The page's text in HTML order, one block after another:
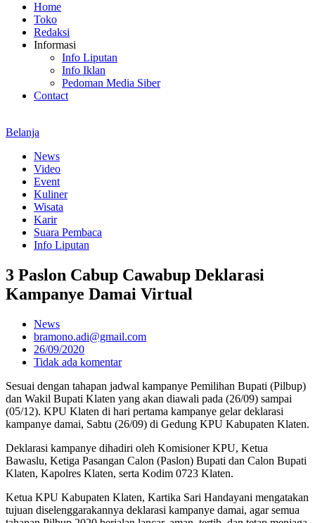
Home
Toko
Redaksi
Informasi
Info Liputan
Info Iklan
Pedoman Media Siber
Contact
Belanja
News
Video
Event
Kuliner
Wisata
Karir
Suara Pembaca
Info Liputan
3 Paslon Cabup Cawabup Deklarasi
Kampanye Damai Virtual
News
bramono.adi@gmail.com
26/09/2020
Tidak ada komentar
Sesuai dengan tahapan jadwal kampanye Pemilihan Bupati (Pilbup)
dan Wakil Bupati Klaten yang akan diawali pada (26/09) sampai
(05/12). KPU Klaten di hari pertama kampanye gelar deklarasi
kampanye damai, Sabtu (26/09) di Gedung KPU Kabupaten Klaten.
Deklarasi kampanye dihadiri oleh Komisioner KPU, Ketua
Bawaslu, Ketiga Pasangan Calon (Paslon) Bupati dan Calon Bupati
Klaten, Kapolres Klaten, serta Kodim 0723 Klaten.
Ketua KPU Kabupaten Klaten, Kartika Sari Handayani mengatakan
tujuan diselenggarakannya deklarasi kampanye damai, agar semua